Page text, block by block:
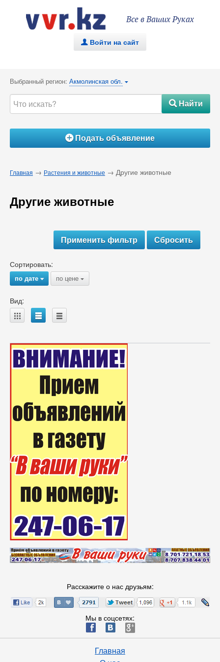
Все в Ваших Руках
. Войти на сайт
Выбранный регион: Акмолинская обл. {
#Найти
ÁПодать объявление
Главная → Растения и животные → Другие животные
Другие животные
Сортировать:
по дате{ по цене {
Вид:
A B C
Расскажите о нас друзьям:
Мы в соцсетях:
ä æ è
Главная